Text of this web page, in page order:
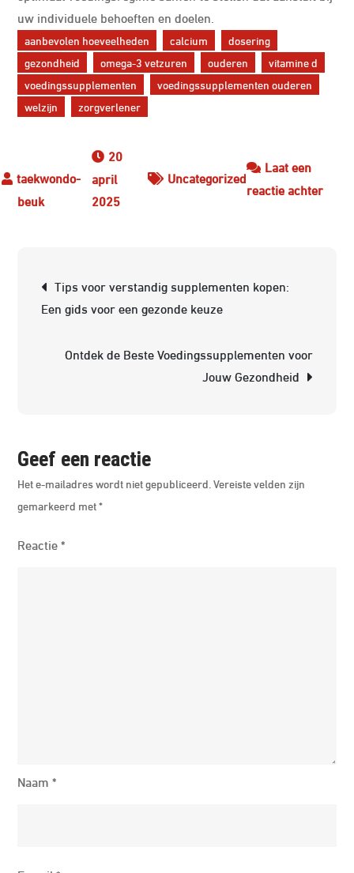
uw individuele behoeften en doelen.
aanbevolen hoeveelheden calcium
dosering
gezondheid
omega-3 vetzuren ouderen
vitamine d
voedingssupplementen
voedingssupplementen ouderen
welzijn
zorgverlener
20
april
2025
Uncategorized
Laat een
reactie achterop
Tips voor verstandig supplementen kopen:
Een gids voor een gezonde keuze
Ontdek de Beste Voedingssupplementen voor
Jouw Gezondheid
Geef een reactie
Het e-mailadres wordt niet gepubliceerd. Vereiste velden zijn
gemarkeerd met*
Reactie*
Naam*